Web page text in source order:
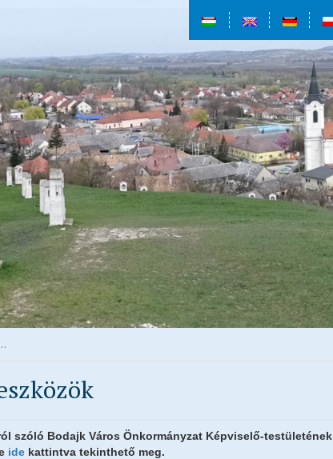
szóló Bodajk Város Önkormányzat Képviselő-testületének
ide kattintva tekinthető meg.